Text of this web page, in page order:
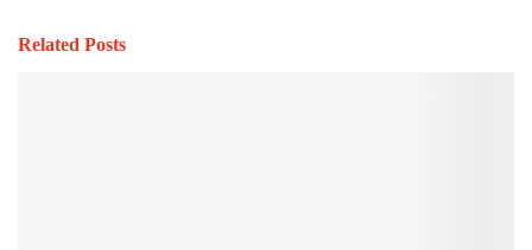
Related Posts